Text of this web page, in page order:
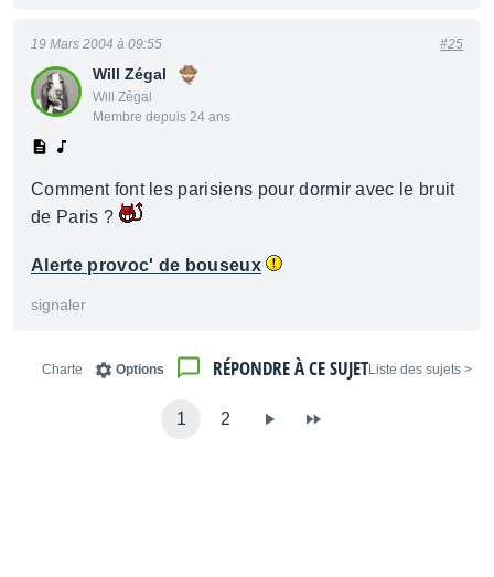
Will Zégal
Will Zégal
Membre depuis 24 ans
19 Mars 2004 à 09:55 #25
Comment font les parisiens pour dormir avec le bruit
de Paris ?
Alerte provoc' de bouseux
signaler
< Liste des sujets
RÉPONDRE À CE SUJET
Options
Charte
1 2